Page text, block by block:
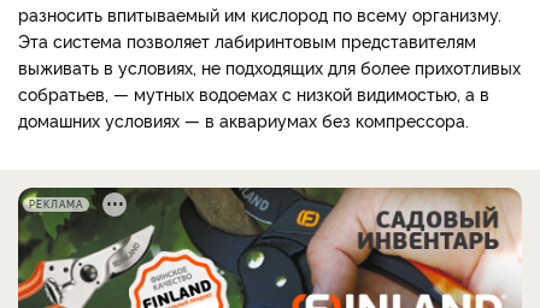
разносить впитываемый им кислород по всему организму.
Эта система позволяет лабиринтовым представителям
выживать в условиях, не подходящих для более прихотливых
собратьев, — мутных водоемах с низкой видимостью, а в
домашних условиях — в аквариумах без компрессора.
РЕКЛАМА